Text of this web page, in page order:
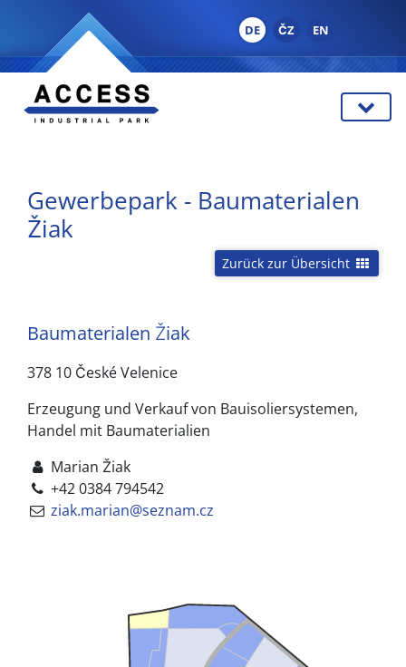
DE ČZ EN
Gewerbepark - Baumaterialen
Žiak
Zurück zur Übersicht
Baumaterialen Žiak
378 10 České Velenice
Erzeugung und Verkauf von Bauisoliersystemen,
Handel mit Baumaterialien
Marian Žiak
+42 0384 794542
ziak.marian@seznam.cz